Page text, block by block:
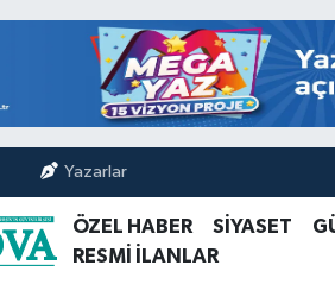
Yazarlar
ÖZEL HABER SİYASET
RESMİ İLANLAR